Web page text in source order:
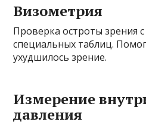
Визометрия
Проверка остроты зрения
специальных таблиц.
ухудшилось зрение.
Измерение
давления